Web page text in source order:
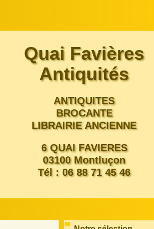
Quai Favières
Antiquités
ANTIQUITES
BROCANTE
LIBRAIRIE ANCIENNE
6 QUAI FAVIERES
03100 Montluçon
Tél : 06 88 71 45 46